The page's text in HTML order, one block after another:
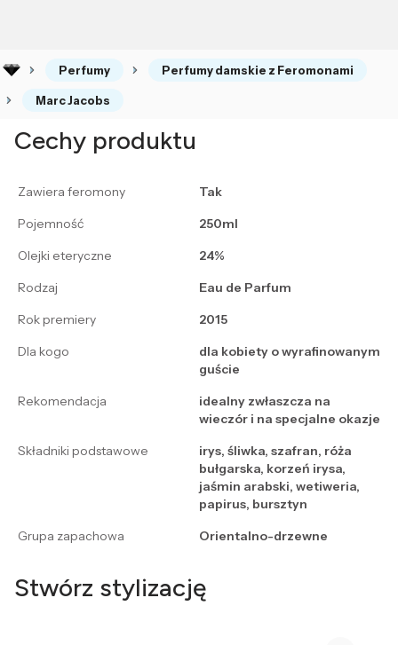
Perfumy Perfumy damskie z Feromonami
Marc Jacobs
Cechy produktu
Zawiera feromony
Tak
Pojemność
250ml
Olejki eteryczne
24%
Rodzaj
Eau de Parfum
Rok premiery
2015
Dla kogo
dla kobiety o wyrafinowanym
guście
Rekomendacja
idealny zwłaszcza na
wieczór i na specjalne okazje
Składniki podstawowe
irys, śliwka, szafran, róża
bułgarska, korzeń irysa,
jaśmin arabski, wetiweria,
papirus, bursztyn
Grupa zapachowa
Orientalno-drzewne
Stwórz stylizację